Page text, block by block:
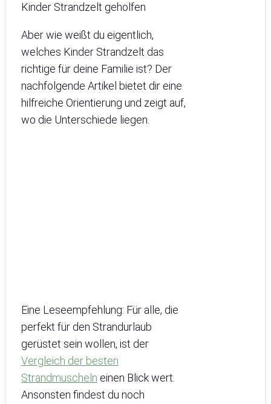
Kinder Strandzelt geholfen
Aber wie weißt du eigentlich,
welches Kinder Strandzelt das
richtige für deine Familie ist? Der
nachfolgende Artikel bietet dir eine
hilfreiche Orientierung und zeigt auf,
wo die Unterschiede liegen.
Eine Leseempfehlung: Für alle, die
perfekt für den Strandurlaub
gerüstet sein wollen, ist der
Vergleich der besten
Strandmuscheln einen Blick wert.
Ansonsten findest du noch